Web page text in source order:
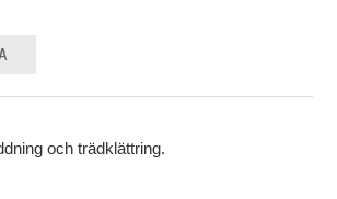
och trädklättring.